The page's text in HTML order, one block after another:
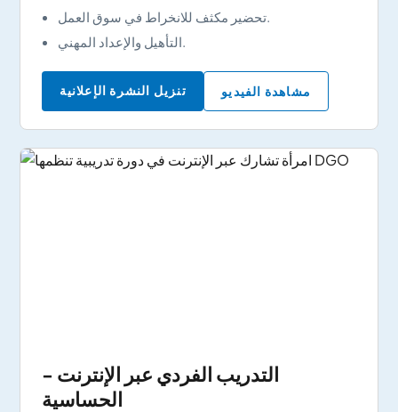
تحضير مكثف للانخراط في سوق العمل.
التأهيل والإعداد المهني.
تنزيل النشرة الإعلانية مشاهدة الفيديو
التدريب الفردي عبر الإنترنت -
الحساسية